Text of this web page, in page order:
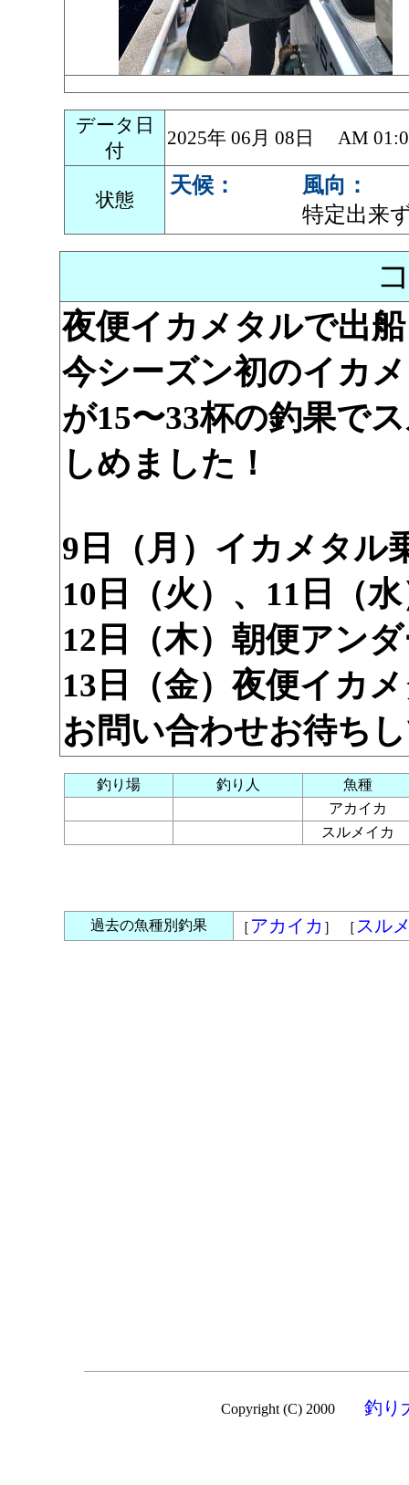
データ日
付
2025年 06月 08日 AM
状態
天候：
風向：
特定出来
夜便イカメタルで出
今シーズン初のイカ
が15〜33杯の釣果で
しめました！
9日（月）イカメタル
10日（火）、11日（
12日（木）朝便アン
13日（金）夜便イカ
お問い合わせお待ち
釣り場 釣り人
魚種
アカイカ
スルメイカ
過去の魚種別釣果 ［ アカイカ ］ ［ スル
Copyright (C) 2000 釣り